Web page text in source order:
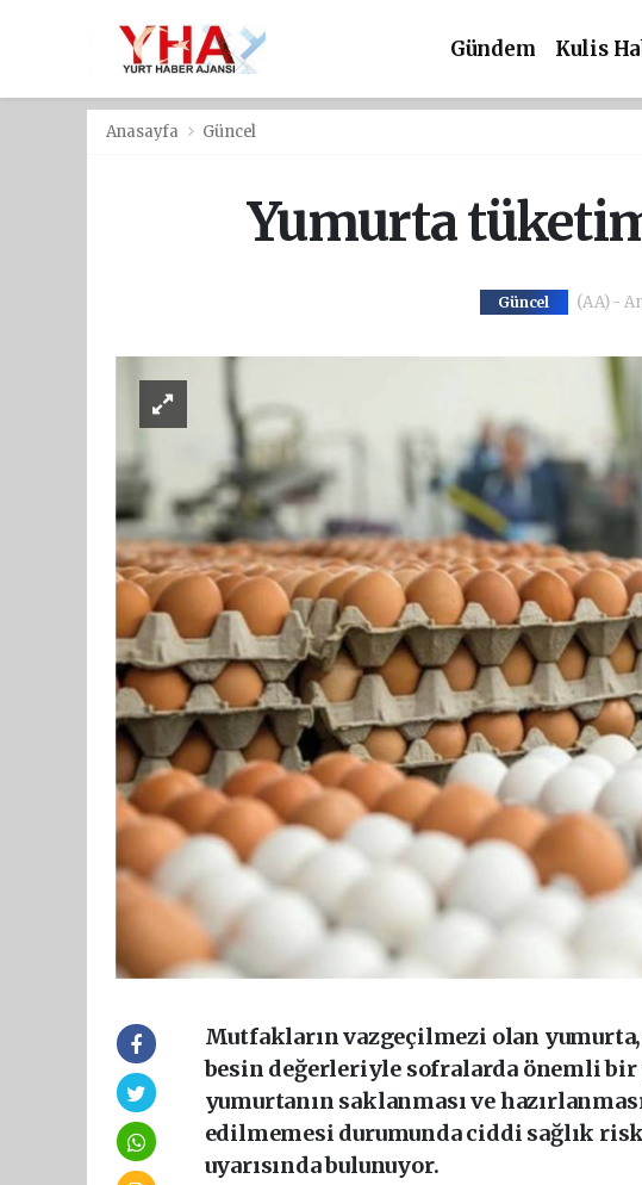
Gündem Kulis
Anasayfa Güncel
Yumurta
Güncel (AA) -
Mutfakların vazgeçilmezi olan
besin değerleriyle sofralarda önemli bir
yumurtanın saklanması ve
edilmemesi durumunda ciddi sağlık
uyarısında bulunuyor.